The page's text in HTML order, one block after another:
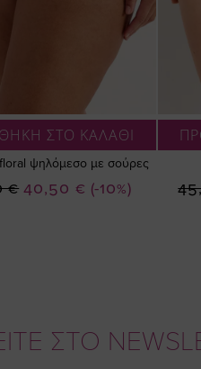
ΣΤΟ ΚΑΛΑΘΙ
ψηλόμεσο με σούρες
(-10%)
Ειδική
40,50 €
€
ΣΤΟ